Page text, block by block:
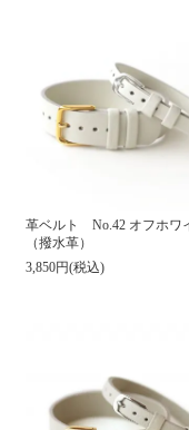
革ベルト No.42 オフホワ
（撥水革）
3,850円(税込)